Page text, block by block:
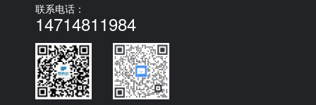
联系电话：
14714811984